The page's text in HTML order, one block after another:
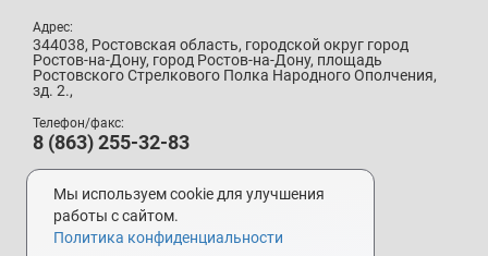
Адрес:
344038, Ростовская область, городской округ город
Ростов-на-Дону, город Ростов-на-Дону, площадь
Ростовского Стрелкового Полка Народного Ополчения,
зд. 2.,
Телефон/факс:
8 (863) 255-32-83
Телефон приемной комиссии:
8 (800) 707-19-29
8 (863) 272-64-88
Мы используем cookie для улучшения
работы с сайтом.
Политика конфиденциальности